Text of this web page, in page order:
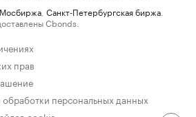
Мосбиржа Санкт-Петербургская биржа
Cbonds.
прав
персональных данных